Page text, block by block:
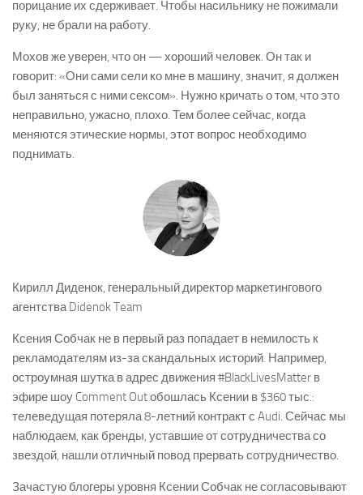
порицание их сдерживает. Чтобы насильнику не пожимали
руку, не брали на работу.
Мохов же уверен, что он — хороший человек. Он так и
говорит: «Они сами сели ко мне в машину, значит, я должен
был заняться с ними сексом». Нужно кричать о том, что это
неправильно, ужасно, плохо. Тем более сейчас, когда
меняются этические нормы, этот вопрос необходимо
поднимать.
Кирилл Диденок, генеральный директор маркетингового
агентства Didenok Team
Ксения Собчак не в первый раз попадает в немилость к
рекламодателям из-за скандальных историй. Например,
остроумная шутка в адрес движения #BlackLivesMatter в
эфире шоу Comment Out обошлась Ксении в $360 тыс.:
телеведущая потеряла 8-летний контракт с Audi. Сейчас мы
наблюдаем, как бренды, уставшие от сотрудничества со
звездой, нашли отличный повод прервать сотрудничество.
Зачастую блогеры уровня Ксении Собчак не согласовывают